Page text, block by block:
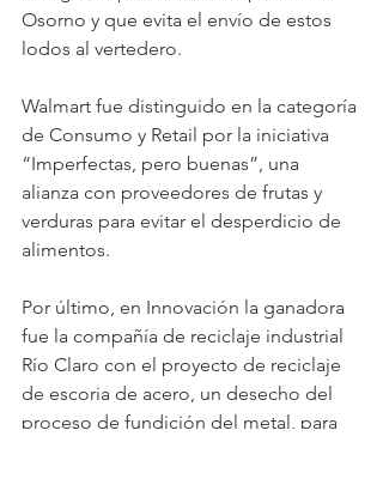
Osorno y que evita el envío de estos
lodos al vertedero.
Walmart fue distinguido en la categoría
de Consumo y Retail por la iniciativa
“Imperfectas, pero buenas”, una
alianza con proveedores de frutas y
verduras para evitar el desperdicio de
alimentos.
Por último, en Innovación la ganadora
fue la compañía de reciclaje industrial
Río Claro con el proyecto de reciclaje
de escoria de acero, un desecho del
proceso de fundición del metal, para